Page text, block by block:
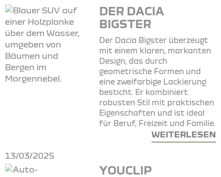
DER DACIA
BIGSTER
Der Dacia Bigster überzeugt
mit einem klaren, markanten
Design, das durch
geometrische Formen und
eine zweifarbige Lackierung
besticht. Er kombiniert
robusten Stil mit praktischen
Eigenschaften und ist ideal
für Beruf, Freizeit und Familie.
WEITERLESEN
13/03/2025
YOUCLIP